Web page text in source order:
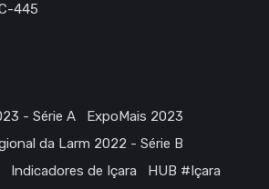
445
- Série A
ExpoMais 2023
da Larm 2022 - Série B
Indicadores de Içara
HUB #Içara